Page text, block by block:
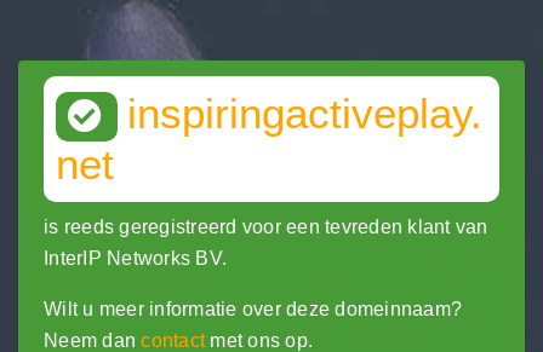
inspiringactiveplay.
net
is reeds geregistreerd voor een tevreden klant van
InterIP Networks BV.
Wilt u meer informatie over deze domeinnaam?
Neem dancontactmet ons op.